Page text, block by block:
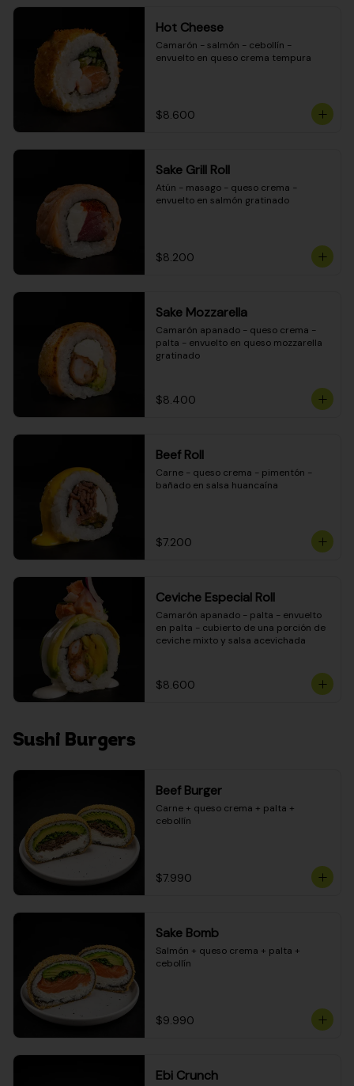
Hot Cheese
Camarón - salmón - cebollín -
envuelto en queso crema tempura
$8.600
Sake Grill Roll
Atún - masago - queso crema -
envuelto en salmón gratinado
$8.200
Sake Mozzarella
Camarón apanado - queso crema -
palta - envuelto en queso mozzarella
gratinado
$8.400
Beef Roll
Carne - queso crema - pimentón -
bañado en salsa huancaína
$7.200
Ceviche Especial Roll
Camarón apanado - palta - envuelto
en palta - cubierto de una porción de
ceviche mixto y salsa acevichada
$8.600
Sushi Burgers
Beef Burger
Carne + queso crema + palta +
cebollín
$7.990
Sake Bomb
Salmón + queso crema + palta +
cebollín
$9.990
Ebi Crunch